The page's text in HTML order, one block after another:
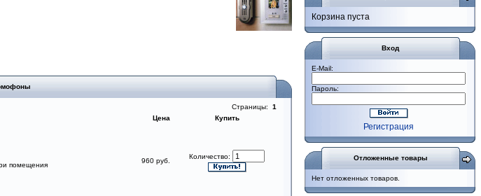
Страницы: 1
Цена Купить
помещения
960 руб.
Количество:
Корзина пуста
Вход
E-Mail:
Пароль:
Регистрация
Отложенные товары
Нет отложенных товаров.